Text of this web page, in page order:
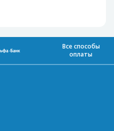
Все способы
оплаты